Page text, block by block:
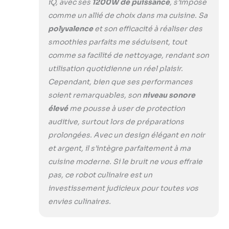
des aliments pour
créer la
consistance lisse
parfaite pour les
trempettes et les
pâtes à tartiner
Parfait pour les
sauces, les purées
complets comme
les boulettes de
viande, les
galettes de
gâteaux de
poisson au
saumon.
iQ, avec ses 1200W de puissance, s’impose
comme un allié de choix dans ma cuisine. Sa
polyvalenceet son efficacité à réaliser des
smoothies parfaits me séduisent, tout
comme sa facilité de nettoyage, rendant son
utilisation quotidienne un réel plaisir.
Cependant, bien que ses performances
soient remarquables, son niveau sonore
élevéme pousse à user de protection
auditive, surtout lors de préparations
prolongées. Avec un design élégant en noir
et argent, il s’intègre parfaitement à ma
cuisine moderne. Si le bruit ne vous effraie
pas, ce robot culinaire est un
investissement judicieux pour toutes vos
envies culinaires.